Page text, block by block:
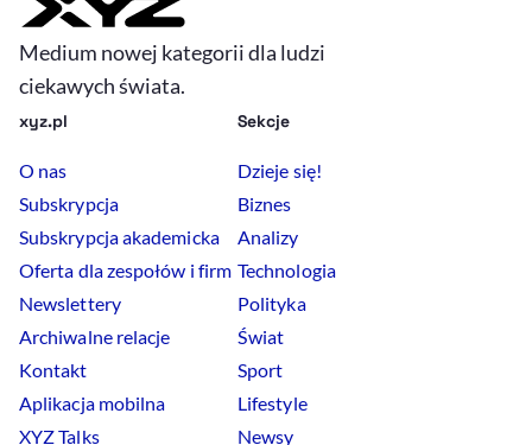
Medium nowej kategorii dla ludzi
ciekawych świata.
xyz.pl
O nas
Subskrypcja
Subskrypcja akademicka
Oferta dla zespołów i firm
Newslettery
Archiwalne relacje
Kontakt
Aplikacja mobilna
XYZ Talks
Sekcje
Dzieje się!
Biznes
Analizy
Technologia
Polityka
Świat
Sport
Lifestyle
Newsy